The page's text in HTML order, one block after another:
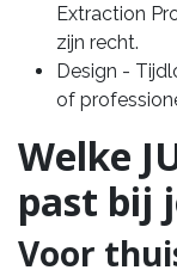
Extraction
zijn recht.
Design -
of
Welke
past bij
Voor